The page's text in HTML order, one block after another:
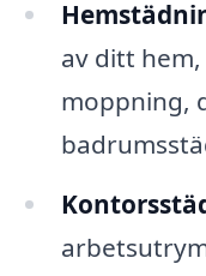
av ditt
moppning,